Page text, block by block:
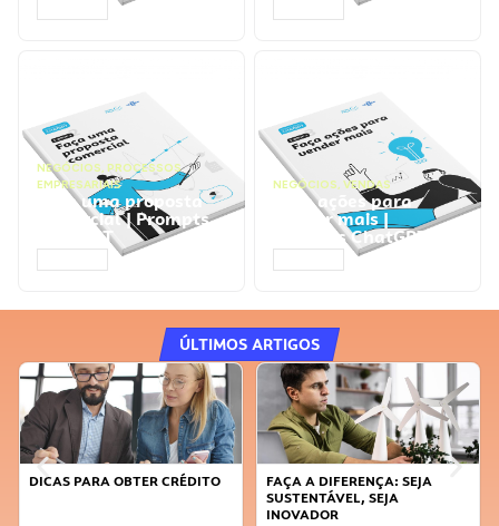
NEGÓCIOS, PROCESSOS
EMPRESARIAIS
Faça uma proposta
comercial | Prompts
ChatGPT
NEGÓCIOS, VENDAS
Faça ações para
vender mais |
Prompts ChatGPT
ÚLTIMOS ARTIGOS
DICAS PARA OBTER CRÉDITO
FAÇA A DIFERENÇA: SEJA
SUSTENTÁVEL, SEJA
INOVADOR